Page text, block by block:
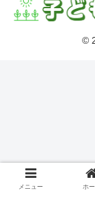
©
メニュー ホ